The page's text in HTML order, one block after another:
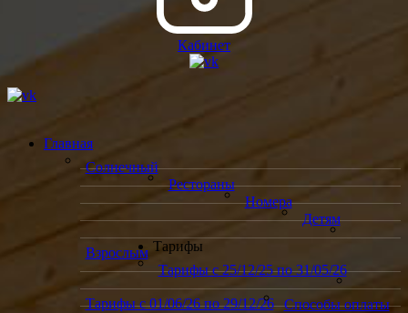
Кабинет
Главная
Солнечный
Рестораны
Номера
Детям
Взрослым Тарифы
Тарифы с 25/12/25 по 31/05/26
Тарифы с 01/06/26 по 29/12/26
Способы оплаты